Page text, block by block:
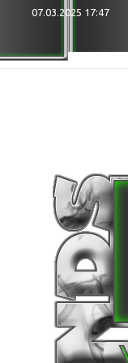
07.03.2025 17:47